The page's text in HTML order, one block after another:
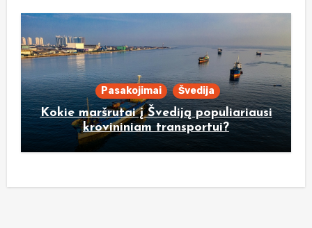
Pasakojimai Švedija
Kokie maršrutai į Švediją populiariausi
krovininiam transportui?